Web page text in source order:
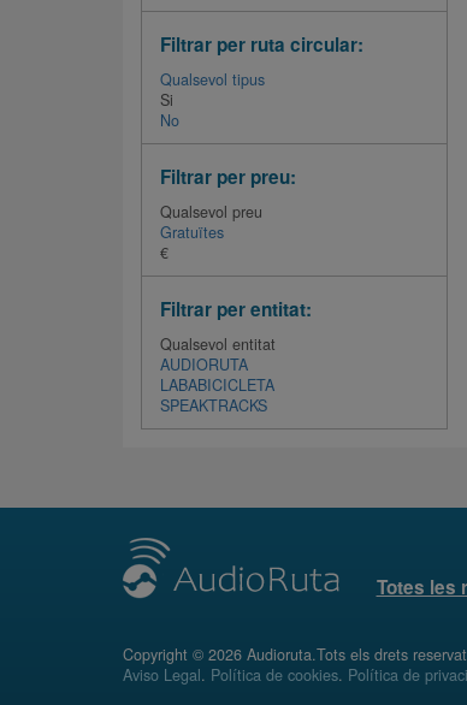
Filtrar per ruta circular:
Qualsevol tipus
Si
No
Filtrar per preu:
Qualsevol preu
Gratuïtes
€
Filtrar per entitat:
Qualsevol entitat
AUDIORUTA
LABABICICLETA
SPEAKTRACKS
Totes les
Copyright © 2026 Audioruta.Tots els drets
Aviso Legal. Política de cookies. Política de